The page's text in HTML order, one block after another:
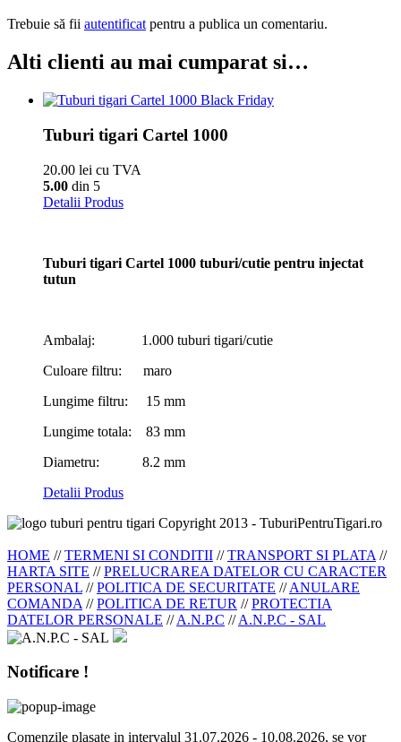
Trebuie să fii autentificat pentru a publica un comentariu.
Alti clienti au mai cumparat si…
Tuburi tigari Cartel 1000
20.00 lei cu TVA
5.00 din 5
Detalii Produs
Tuburi tigari Cartel 1000 tuburi/cutie pentru injectat
tutun
Ambalaj: 1.000 tuburi tigari/cutie
Culoare filtru: maro
Lungime filtru: 15 mm
Lungime totala: 83 mm
Diametru: 8.2 mm
Detalii Produs
Copyright 2013 - TuburiPentruTigari.ro
HOME //TERMENI SI CONDITII //TRANSPORT SI PLATA //
HARTA SITE //PRELUCRAREA DATELOR CU CARACTER
PERSONAL //POLITICA DE SECURITATE //ANULARE
COMANDA //POLITICA DE RETUR //PROTECTIA
DATELOR PERSONALE //A.N.P.C //A.N.P.C - SAL
Notificare !
Comenzile plasate in intervalul 31.07.2026 - 10.08.2026, se vor